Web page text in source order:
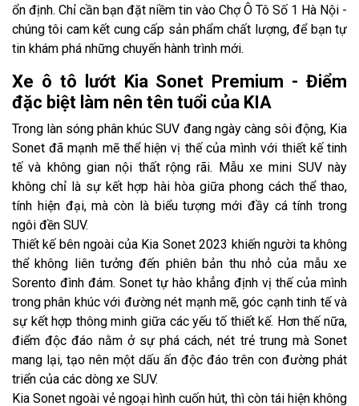
ổn định. Chỉ cần bạn đặt niềm tin vào Chợ Ô Tô Số 1 Hà Nội -
chúng tôi cam kết cung cấp sản phẩm chất lượng, để bạn tự
tin khám phá những chuyến hành trình mới.
Xe ô tô lướt Kia Sonet Premium - Điểm
đặc biệt làm nên tên tuổi của KIA
Trong làn sóng phân khúc SUV đang ngày càng sôi động, Kia
Sonet đã mạnh mẽ thể hiện vị thế của mình với thiết kế tinh
tế và không gian nội thất rộng rãi. Mẫu xe mini SUV này
không chỉ là sự kết hợp hài hòa giữa phong cách thể thao,
tính hiện đại, mà còn là biểu tượng mới đầy cá tính trong
ngôi đền SUV.
Thiết kế bên ngoài của Kia Sonet 2023 khiến người ta không
thể không liên tưởng đến phiên bản thu nhỏ của mẫu xe
Sorento đình đám. Sonet tự hào khẳng định vị thế của mình
trong phân khúc với đường nét mạnh mẽ, góc cạnh tinh tế và
sự kết hợp thông minh giữa các yếu tố thiết kế. Hơn thế nữa,
điểm độc đáo nằm ở sự phá cách, nét trẻ trung mà Sonet
mang lại, tạo nên một dấu ấn độc đáo trên con đường phát
triển của các dòng xe SUV.
Kia Sonet ngoài vẻ ngoại hình cuốn hút, thì còn tái hiện không